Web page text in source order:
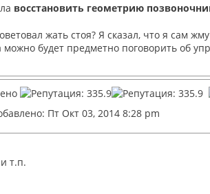
восстановить геометрию
жать стоя? Я сказал, что я сам
будет предметно поговорить об
Пт Окт 03, 2014 8:28 pm
т.п.